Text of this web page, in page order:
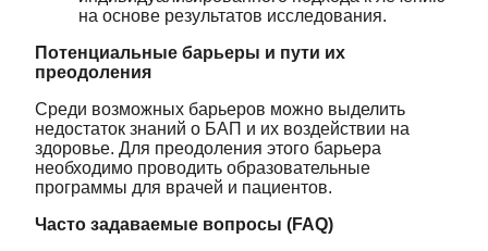
на основе результатов исследования.
Потенциальные барьеры и пути их
преодоления
Среди возможных барьеров можно выделить
недостаток знаний о БАП и их воздействии на
здоровье. Для преодоления этого барьера
необходимо проводить образовательные
программы для врачей и пациентов.
Часто задаваемые вопросы (FAQ)